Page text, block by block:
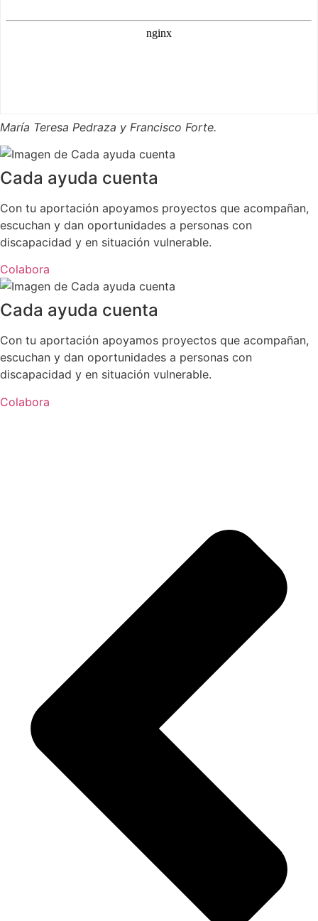
María Teresa Pedraza y Francisco Forte.
Cada ayuda cuenta
Con tu aportación apoyamos proyectos que acompañan,
escuchan y dan oportunidades a personas con
discapacidad y en situación vulnerable.
Colabora
Cada ayuda cuenta
Con tu aportación apoyamos proyectos que acompañan,
escuchan y dan oportunidades a personas con
discapacidad y en situación vulnerable.
Colabora